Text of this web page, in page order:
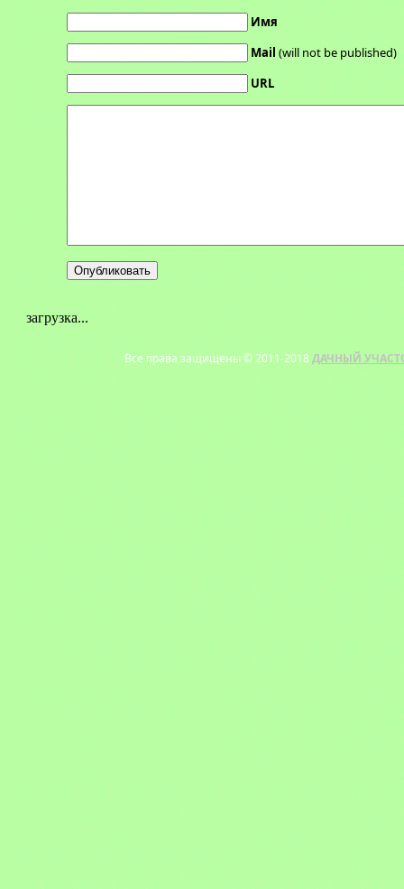
Имя
Mail (will not be published)
URL
загрузка...
Все права защищены © 2011-2018 ДАЧНЫЙ